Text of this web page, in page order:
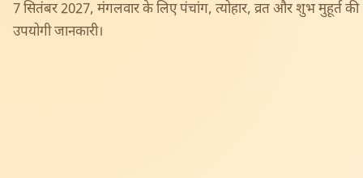
7 सितंबर 2027, मंगलवार के लिए पंचांग, त्योहार, व्रत और शुभ मुहूर्त की
उपयोगी जानकारी।